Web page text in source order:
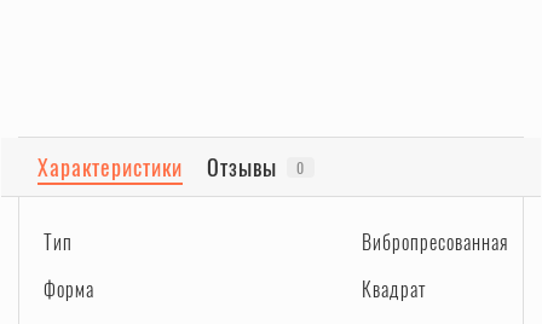
Характеристики Отзывы 0
Тип
Вибропресованная
Форма
Квадрат